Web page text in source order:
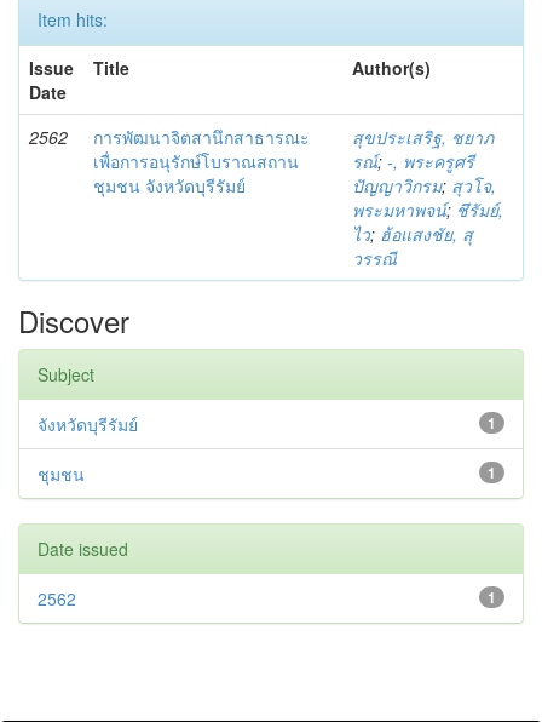
Item hits:
Issue
Date
Title Author(s)
2562
การพัฒนาจิตสานึกสาธารณะ
เพื่อการอนุรักษ์โบราณสถาน
ชุมชน จังหวัดบุรีรัมย์
สุขประเสริฐ, ชยาภ
รณ์; -, พระครูศรี
ปัญญาวิกรม; สุวโจ,
พระมหาพจน์; ชึรัมย์,
ไว; ฮ้อแสงชัย, สุ
วรรณี
Discover
Subject
1
จังหวัดบุรีรัมย์
1
ชุมชน
Date issued
1
2562